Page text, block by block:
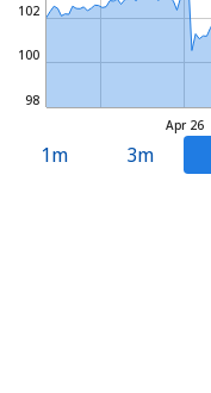
Apr 26
98
100
102
1m 3m